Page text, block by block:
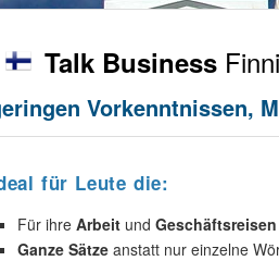
Talk Business
Vorkenntnissen,
für Leute die:
Für ihre Arbeit und Geschäftsreisen
Ganze Sätze anstatt nur einzelne